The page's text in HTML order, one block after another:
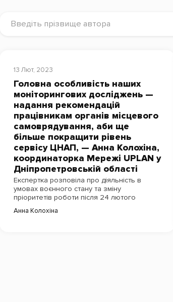
Введіть прізвище автора
13 Лют, 2023
Головна особливість наших
моніторингових досліджень —
надання рекомендацій
працівникам органів місцевого
самоврядування, аби ще
більше покращити рівень
сервісу ЦНАП, — Анна Колохіна,
координаторка Мережі UPLAN у
Дніпропетровській області
Експертка розповіла про діяльність в
умовах воєнного стану та зміну
пріоритетів роботи після 24 лютого
Анна Колохіна